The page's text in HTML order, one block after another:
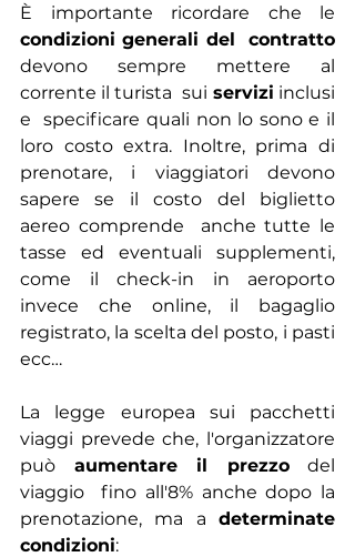
condizioni generali del  contratto
devono sempre mettere al
corrente il turista  sui servizi inclusi
e  specificare quali non lo sono e il
loro costo extra. Inoltre, prima di
prenotare, i viaggiatori devono
sapere se il costo del biglietto
aereo comprende  anche tutte le
tasse ed eventuali supplementi,
come il check-in in aeroporto
invece che online, il bagaglio
registrato, la scelta del posto, i pasti
ecc…
La legge europea sui pacchetti
viaggi prevede che, l'organizzatore
può aumentare il prezzo del
viaggio  fino all'8% anche dopo la
prenotazione, ma a determinate
condizioni: